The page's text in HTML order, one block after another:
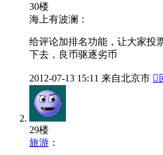
30楼
海上有波澜：
给评论加排名功能，让大家投
下去，良币驱逐劣币
2012-07-13 15:11 来自北京市 
29楼
旅游 ：